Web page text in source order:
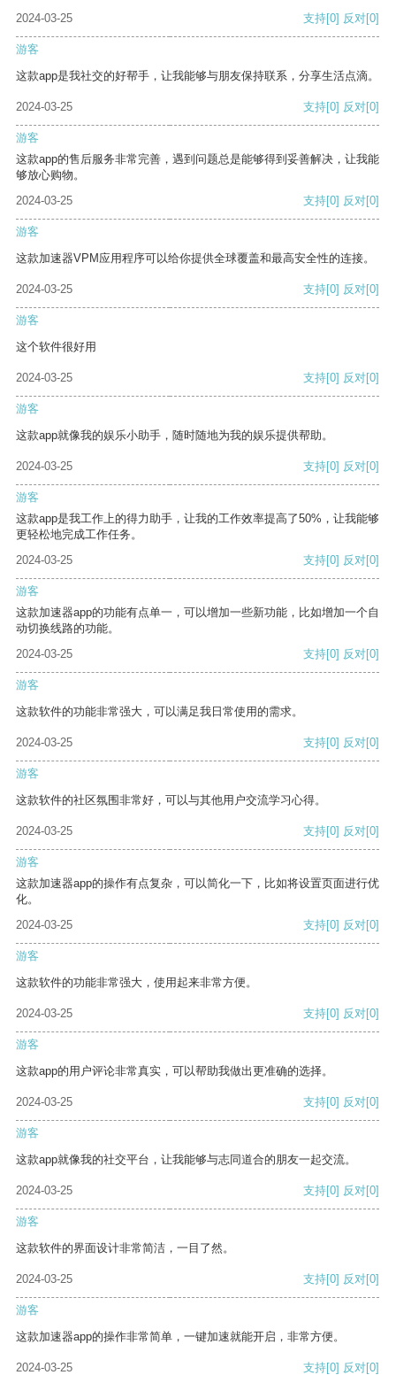
2024-03-25 支持[0] 反对[0]
游客
这款app是我社交的好帮手，让我能够与朋友保持联系，分享生活点滴。
2024-03-25 支持[0] 反对[0]
游客
这款app的售后服务非常完善，遇到问题总是能够得到妥善解决，让我能
够放心购物。
2024-03-25
支持[0] 反对[0]
游客
这款加速器VPM应用程序可以给你提供全球覆盖和最高安全性的连接。
2024-03-25 支持[0] 反对[0]
游客
这个软件很好用
2024-03-25 支持[0] 反对[0]
游客
这款app就像我的娱乐小助手，随时随地为我的娱乐提供帮助。
2024-03-25 支持[0] 反对[0]
游客
这款app是我工作上的得力助手，让我的工作效率提高了50%，让我能够
更轻松地完成工作任务。
2024-03-25
支持[0] 反对[0]
游客
这款加速器app的功能有点单一，可以增加一些新功能，比如增加一个自
动切换线路的功能。
2024-03-25
支持[0] 反对[0]
游客
这款软件的功能非常强大，可以满足我日常使用的需求。
2024-03-25 支持[0] 反对[0]
游客
这款软件的社区氛围非常好，可以与其他用户交流学习心得。
2024-03-25 支持[0] 反对[0]
游客
这款加速器app的操作有点复杂，可以简化一下，比如将设置页面进行优
化。
2024-03-25
支持[0] 反对[0]
游客
这款软件的功能非常强大，使用起来非常方便。
2024-03-25 支持[0] 反对[0]
游客
这款app的用户评论非常真实，可以帮助我做出更准确的选择。
2024-03-25 支持[0] 反对[0]
游客
这款app就像我的社交平台，让我能够与志同道合的朋友一起交流。
2024-03-25 支持[0] 反对[0]
游客
这款软件的界面设计非常简洁，一目了然。
2024-03-25 支持[0] 反对[0]
游客
这款加速器app的操作非常简单，一键加速就能开启，非常方便。
2024-03-25 支持[0] 反对[0]